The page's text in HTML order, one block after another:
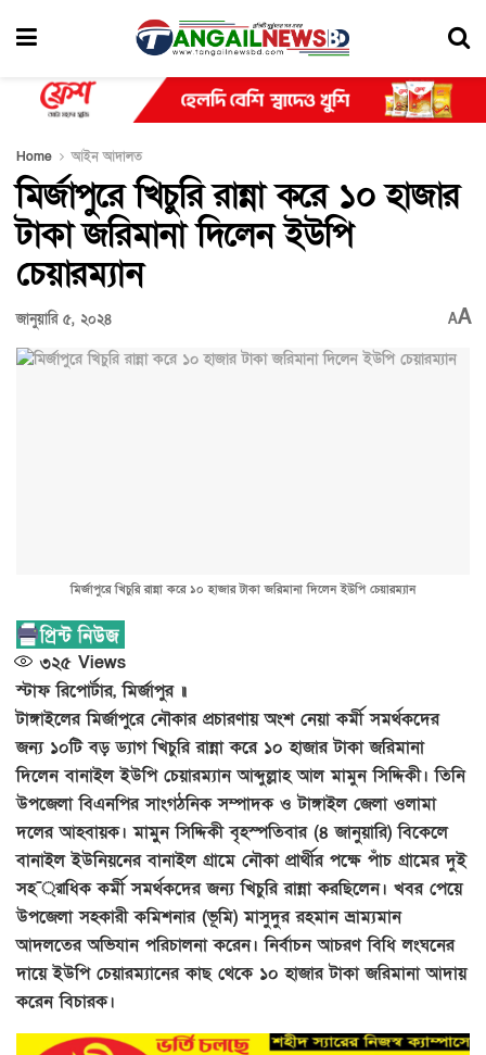
Home আইন আদালত
মির্জাপুরে খিচুরি রান্না করে ১০ হাজার
টাকা জরিমানা দিলেন ইউপি
চেয়ারম্যান
জানুয়ারি ৫, ২০২৪ AA
মির্জাপুরে খিচুরি রান্না করে ১০ হাজার টাকা জরিমানা দিলেন ইউপি চেয়ারম্যান
৩২৫ Views
স্টাফ রিপোর্টার, মির্জাপুর ॥
টাঙ্গাইলের মির্জাপুরে নৌকার প্রচারণায় অংশ নেয়া কর্মী সমর্থকদের
জন্য ১০টি বড় ড্যাগ খিচুরি রান্না করে ১০ হাজার টাকা জরিমানা
দিলেন বানাইল ইউপি চেয়ারম্যান আব্দুল্লাহ আল মামুন সিদ্দিকী। তিনি
উপজেলা বিএনপির সাংগঠনিক সম্পাদক ও টাঙ্গাইল জেলা ওলামা
দলের আহবায়ক। মামুুন সিদ্দিকী বৃহস্পতিবার (৪ জানুয়ারি) বিকেলে
বানাইল ইউনিয়নের বানাইল গ্রামে নৌকা প্রার্থীর পক্ষে পাঁচ গ্রামের দুই
সহ¯্রাধিক কর্মী সমর্থকদের জন্য খিচুরি রান্না করছিলেন। খবর পেয়ে
উপজেলা সহকারী কমিশনার (ভূমি) মাসুদুর রহমান ভ্রাম্যমান
আদলতের অভিযান পরিচালনা করেন। নির্বাচন আচরণ বিধি লংঘনের
দায়ে ইউপি চেয়ারম্যানের কাছ থেকে ১০ হাজার টাকা জরিমানা আদায়
করেন বিচারক।